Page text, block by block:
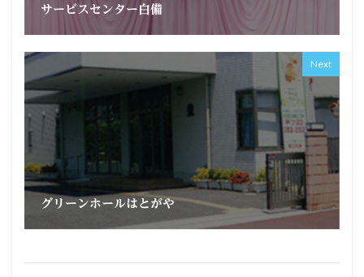
サービスセンター白備
Next
グリーンホールはとがや